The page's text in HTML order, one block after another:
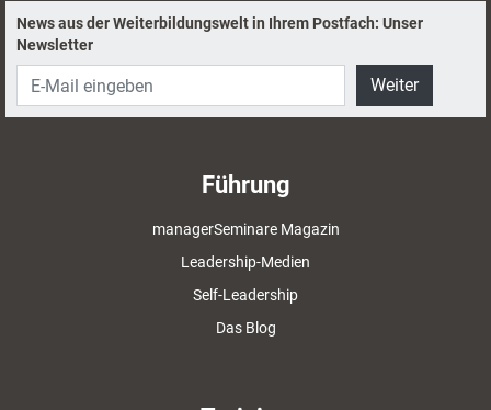
News aus der Weiterbildungswelt in Ihrem Postfach: Unser
Newsletter
Weiter
Führung
managerSeminare Magazin
Leadership-Medien
Self-Leadership
Das Blog